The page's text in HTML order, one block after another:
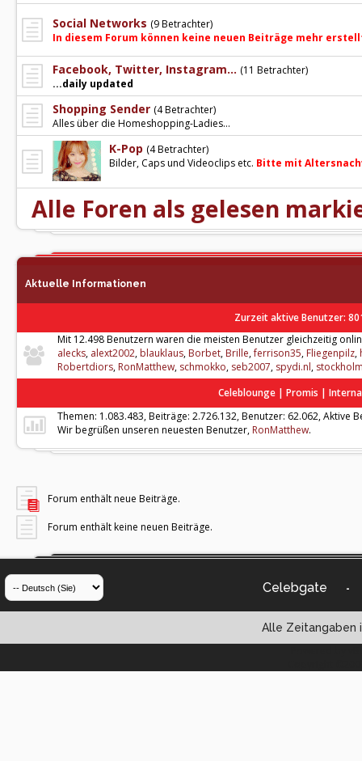
Social Networks (9 Betrachter)
In diesem Forum können keine neuen Beiträge mehr
Facebook, Twitter, Instagram... (11 Betrachter)
...daily updated
Shopping Sender (4 Betrachter)
Alles über die Homeshopping-Ladies...
K-Pop (4 Betrachter)
Bilder, Caps und Videoclips etc. Bitte mit
Alle Foren als gelesen
Aktuelle Informationen
Zurzeit aktive Benutzer:
Mit 12.498 Benutzern waren die meisten Benutzer gleichzeitig
alecks, alext2002, blauklaus, Borbet, Brille,ferrison35, Fliegenpilz,
Robertdiors, RonMatthew, schmokko, seb2007, spydi.nl,
Celeblounge | Promis |
Themen: 1.083.483, Beiträge: 2.726.132, Benutzer: 62.062,Aktive
Wir begrüßen unseren neuesten Benutzer, RonMatthew.
Forum enthält neue Beiträge.
Forum enthält keine neuen Beiträge.
Celebgate -
Alle Zeitangaben